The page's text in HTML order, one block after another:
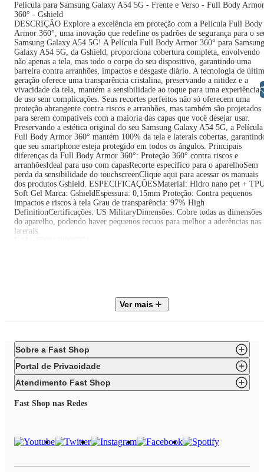
Película para Samsung Galaxy A54 5G - Frente e Verso - Full Body Armor
360° - Gshield
DESCRIÇÃO Explore a excelência em proteção com a Película Full Body
Armor 360°, uma inovação que redefine os padrões de segurança para o
Samsung Galaxy A54 5G! A Película Full Body Armor 360° para Samsung
Galaxy A54 5G, da Gshield, proporciona cobertura completa, envolvendo
não apenas a tela, mas todo o corpo do seu dispositivo, garantindo uma
barreira contra arranhões, impactos e desgaste diário. A tecnologia de
geração oferece uma transparência cristalina, preservando a nitidez e a
vivacidade da tela, mantém a sensibilidade ao toque para uma experiência
de uso sem complicações. Seus recortes perfeitos não só oferecem uma
proteção abrangente contra riscos e arranhões, mas também são projetados
para serem compatíveis com a maioria das capas que você desejar usar.
Preservando a estética original do seu Samsung Galaxy A54 5G, a Película
Full Body Armor 360° mantém 100% da tela e laterais cobertas,
que seu smartphone esteja protegido em todos os ângulos. Principais
diferenças da Full Body Armor 360°: Proteção 360° contra riscos e
arranhõesIdeal para uso com capasRecorte específico para o aparelhoSem
perda da sensibilidade do touchscreenClique aqui para acessar os manuais
dos produtos Gshield. ESPECIFICAÇÕESMaterial: Hidro nano pet +
Soft Gel Marca: GshieldEspessura: 0,15mm Proteção: Contra pequenos
impactos e riscos à tela Grau de transparência: 97% High
DefinitionCertificações: US MilitaryDimensões: Cobre todas as dimensões
do aparelho, podendo haver pequenos recuos para melhor a aderências nas
laterais.
Ver mais
Sobre a Fast Shop
Portal de Privacidade
Atendimento Fast Shop
Fast Shop nas Redes
Libras